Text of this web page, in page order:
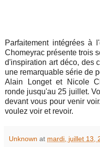
Parfaitement intégrées à
Chomeyrac présente trois
d'inspiration art déco, des
une remarquable série de
Alain Longet et Nicole
ronde jusqu'au 25 juillet.
devant vous pour venir
voulez voir et revoir.
Unknown at mardi, juillet 13,